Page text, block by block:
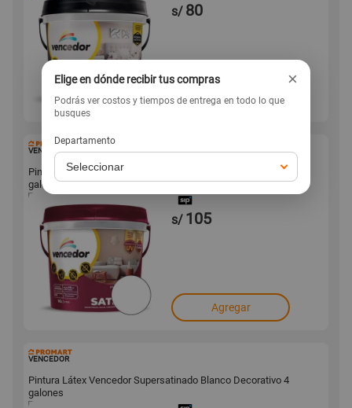
s/ 80
Agregar
VENCEDOR
Pintura Látex Vencedor Supersatinado Blanco Decorativo 1
galón
s/ 105
Agregar
VENCEDOR
Pintura Látex Vencedor Supersatinado Blanco Decorativo 4
galones
Elige en dónde recibir tus compras ×
Podrás ver costos y tiempos de entrega en todo lo que
busques
Departamento